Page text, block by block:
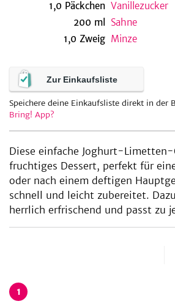
1,0 Päckchen Vanillezucker
200 ml
Sahne
1,0 Zweig Minze
Zur Einkaufsliste
Speichere deine Einkaufsliste direkt in der
Bring! App?
Diese einfache Joghurt-Limetten-
fruchtiges Dessert, perfekt für
oder nach einem deftigen
schnell und leicht zubereitet.
herrlich erfrischend und passt zu
1